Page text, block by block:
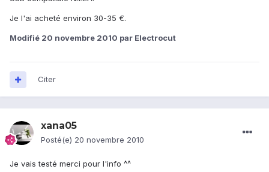
Je l'ai acheté environ 30-35 €.
Modifié 20 novembre 2010 par Electrocut
Citer
xana05
Posté(e) 20 novembre 2010
Je vais testé merci pour l'info ^^